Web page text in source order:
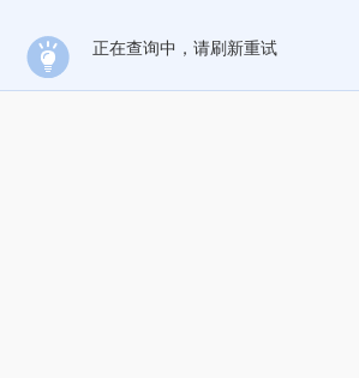
正在查询中，请刷新重试